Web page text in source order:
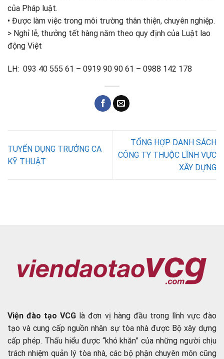
của Pháp luật.
• Được làm việc trong môi trường thân thiện, chuуên nghiệp.
> Nghỉ lễ, thưởng tết hàng năm theo quу định của Luật lao
động Việt
LH: 093 40 555 61 – 0919 90 90 61 – 0988 142 178
TUYỂN DỤNG TRƯỞNG CA
KỸ THUẬT
TỔNG HỢP DANH SÁCH
CÔNG TY THUỘC LĨNH VỰC
XÂY DỰNG
Viện đào tạo VCG là đơn vị hàng đầu trong lĩnh vực đào
tạo và cung cấp nguồn nhân sự tòa nhà được Bộ xây dựng
cấp phép. Thấu hiểu được “khó khăn” của những người chịu
trách nhiệm quản lý tòa nhà, các bộ phận chuyên môn cũng